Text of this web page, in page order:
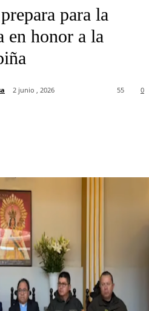
para la
en honor a la
2 junio , 2026 0
55